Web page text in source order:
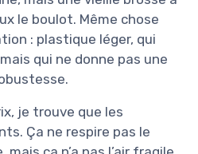
le boulot. Même chose
: plastique léger, qui
qui ne donne pas une
je trouve que les
Ça ne respire pas le